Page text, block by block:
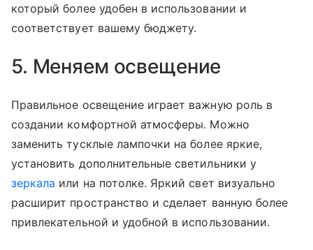
который более удобен в использовании и
соответствует вашему бюджету.
5. Меняем освещение
Правильное освещение играет важную роль в
создании комфортной атмосферы. Можно
заменить тусклые лампочки на более яркие,
установить дополнительные светильники у
зеркала или на потолке. Яркий свет визуально
расширит пространство и сделает ванную более
привлекательной и удобной в использовании.